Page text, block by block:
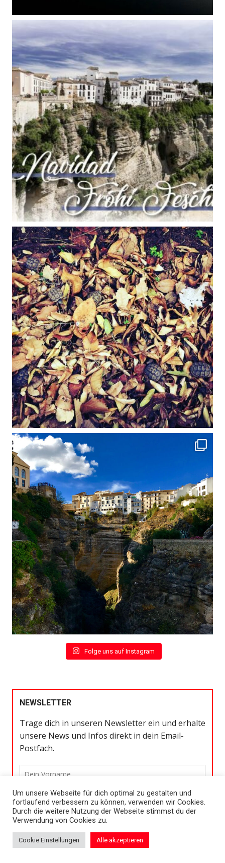
Folge uns auf Instagram
NEWSLETTER
Um unsere Webseite für dich optimal zu gestalten und
fortlaufend verbessern zu können, verwenden wir Cookies.
Durch die weitere Nutzung der Webseite stimmst du der
Verwendung von Cookies zu.
Cookie Einstellungen Alle akzeptieren